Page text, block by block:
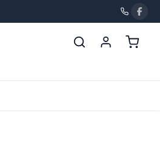
POWRÓT